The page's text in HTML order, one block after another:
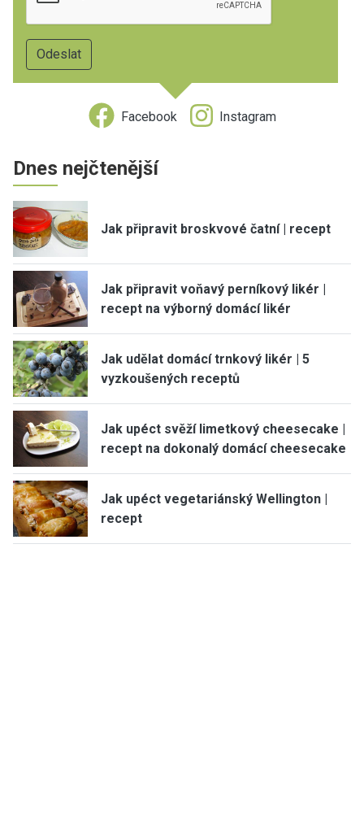
Facebook Instagram
Dnes nejčtenější
Jak připravit broskvové čatní | recept
Jak připravit voňavý perníkový likér |
recept na výborný domácí likér
Jak udělat domácí trnkový likér | 5
vyzkoušených receptů
Jak upéct svěží limetkový cheesecake |
recept na dokonalý domácí cheesecake
Jak upéct vegetariánský Wellington |
recept